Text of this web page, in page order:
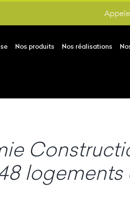
Nos produits Nos réalisations